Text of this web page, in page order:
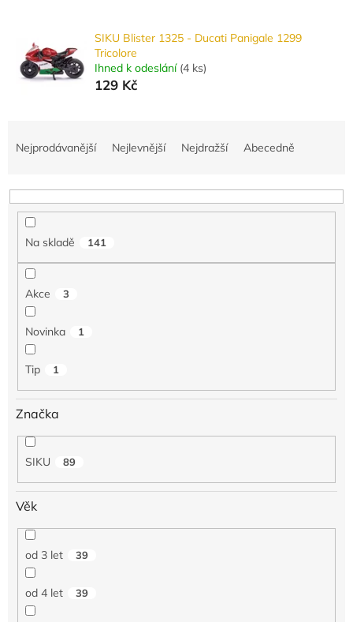
SIKU Blister 1325 - Ducati Panigale 1299
Tricolore
Ihned k odeslání (4 ks)
129 Kč
n
Nejprodávanější Nejlevnější Nejdražší Abecedně
Na skladě 141
Akce 3
Novinka 1
Tip 1
Značka
SIKU 89
Věk
od 3 let 39
od 4 let 39